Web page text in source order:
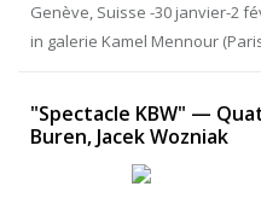
Genève, Suisse -30 janvier-2
in galerie Kamel Mennour
"Spectacle KBW" —
Buren, Jacek Wozniak